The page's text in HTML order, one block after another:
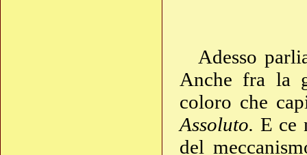
Adesso
Anche fra la
coloro che
Assoluto. E ce
del